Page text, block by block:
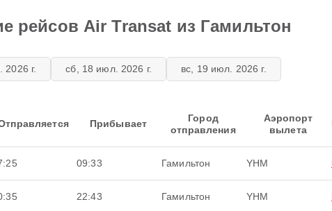
рейсов Air Transat из Гамильтон
2026 г. сб, 18 июл. 2026 г. вс, 19 июл. 2026 г.
Прибывает
Город
отправления
Аэропорт
вылета
09:33 Гамильтон YHM
22:43 Гамильтон YHM